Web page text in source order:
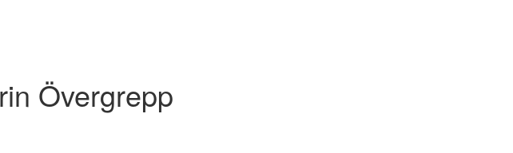
Övergrepp